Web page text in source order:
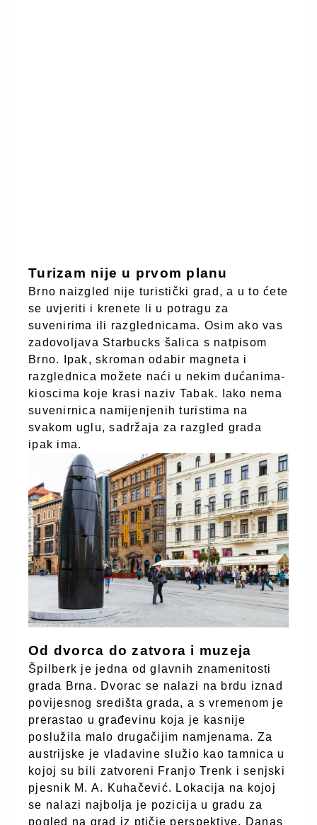
Turizam nije u prvom planu
Brno naizgled nije turistički grad, a u to ćete
se uvjeriti i krenete li u potragu za
suvenirima ili razglednicama. Osim ako vas
zadovoljava Starbucks šalica s natpisom
Brno. Ipak, skroman odabir magneta i
razglednica možete naći u nekim dućanima-
kioscima koje krasi naziv Tabak. Iako nema
suvenirnica namijenjenih turistima na
svakom uglu, sadržaja za razgled grada
ipak ima.
Od dvorca do zatvora i muzeja
Špilberk je jedna od glavnih znamenitosti
grada Brna. Dvorac se nalazi na brdu iznad
povijesnog središta grada, a s vremenom je
prerastao u građevinu koja je kasnije
poslužila malo drugačijim namjenama. Za
austrijske je vladavine služio kao tamnica u
kojoj su bili zatvoreni Franjo Trenk i senjski
pjesnik M. A. Kuhačević. Lokacija na kojoj
se nalazi najbolja je pozicija u gradu za
pogled na grad iz ptičje perspektive. Danas